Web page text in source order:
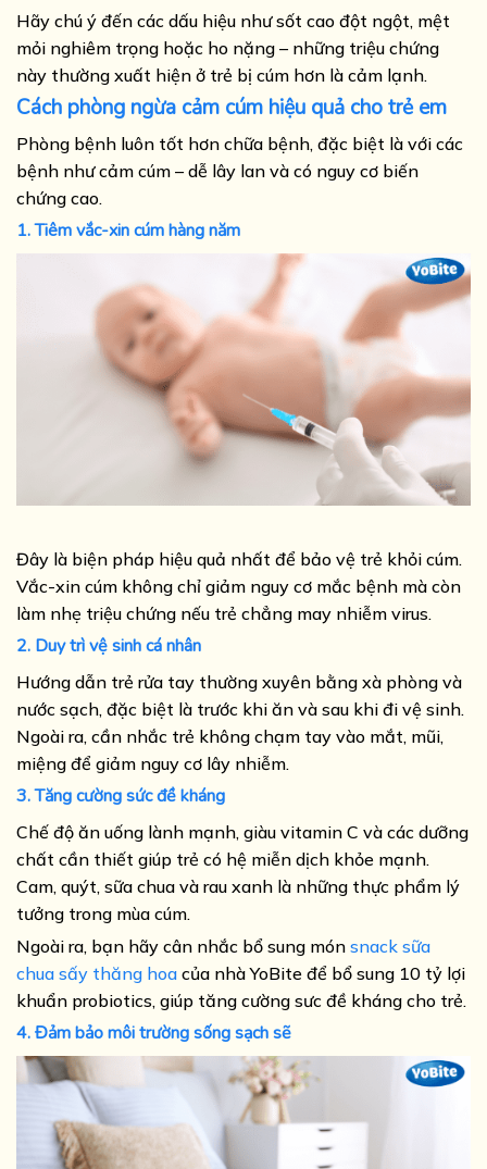
Hãy chú ý đến các dấu hiệu như sốt cao đột ngột, mệt
mỏi nghiêm trọng hoặc ho nặng – những triệu chứng
này thường xuất hiện ở trẻ bị cúm hơn là cảm lạnh.
Cách phòng ngừa cảm cúm hiệu quả cho trẻ em
Phòng bệnh luôn tốt hơn chữa bệnh, đặc biệt là với các
bệnh như cảm cúm – dễ lây lan và có nguy cơ biến
chứng cao.
1. Tiêm vắc-xin cúm hàng năm
Đây là biện pháp hiệu quả nhất để bảo vệ trẻ khỏi cúm.
Vắc-xin cúm không chỉ giảm nguy cơ mắc bệnh mà còn
làm nhẹ triệu chứng nếu trẻ chẳng may nhiễm virus.
2. Duy trì vệ sinh cá nhân
Hướng dẫn trẻ rửa tay thường xuyên bằng xà phòng và
nước sạch, đặc biệt là trước khi ăn và sau khi đi vệ sinh.
Ngoài ra, cần nhắc trẻ không chạm tay vào mắt, mũi,
miệng để giảm nguy cơ lây nhiễm.
3. Tăng cường sức đề kháng
Chế độ ăn uống lành mạnh, giàu vitamin C và các dưỡng
chất cần thiết giúp trẻ có hệ miễn dịch khỏe mạnh.
Cam, quýt, sữa chua và rau xanh là những thực phẩm lý
tưởng trong mùa cúm.
Ngoài ra, bạn hãy cân nhắc bổ sung món snack sữa
chua sấy thăng hoa của nhà YoBite để bổ sung 10 tỷ lợi
khuẩn probiotics, giúp tăng cường sưc đề kháng cho trẻ.
4. Đảm bảo môi trường sống sạch sẽ